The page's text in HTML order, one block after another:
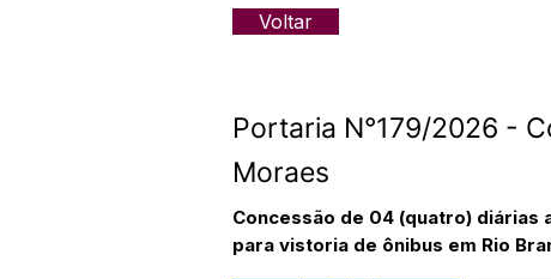
Voltar
Portaria N°179/2026 -
Moraes
Concessão de 04 (quatro) diárias
para vistoria de ônibus em Rio